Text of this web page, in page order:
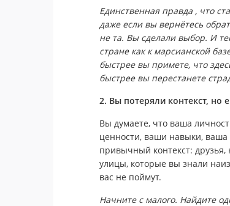
Единственная правда , что
даже если вы вернётесь
не та. Вы сделали выбор. И
стране как к марсианской
быстрее вы примете, что
быстрее вы перестанете
2. Вы потеряли контекст, но
Вы думаете, что ваша
ценности, ваши навыки, ваша
привычный контекст:
улицы, которые вы знали
вас не поймут.
Начните с малого. Найдите